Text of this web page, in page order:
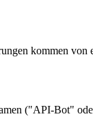
kommen von
("API-Bot"